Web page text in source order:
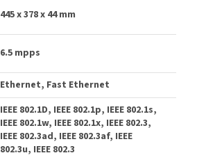
445 x 378 x 44 mm
6.5 mpps
Ethernet, Fast Ethernet
IEEE 802.1D, IEEE 802.1p, IEEE 802.1s,
IEEE 802.1w, IEEE 802.1x, IEEE 802.3,
IEEE 802.3ad, IEEE 802.3af, IEEE
802.3u, IEEE 802.3